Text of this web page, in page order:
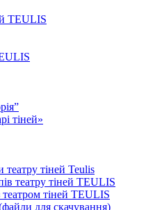
TEULIS
тіней»
тіней Teulis
театру тіней TEULIS
театром тіней TEULIS
для скачування)